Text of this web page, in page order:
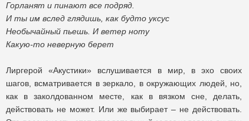
Горланят и пинают все подряд.
И ты им вслед глядишь, как будто уксус
Необычайный пьешь. И ветер ноту
Какую-то неверную берет
Лиргерой «Акустики» вслушивается в мир, в эхо своих
шагов, всматривается в зеркало, в окружающих людей, но,
как в заколдованном месте, как в вязком сне, делать,
действовать не может. Или же выбирает – не действовать.